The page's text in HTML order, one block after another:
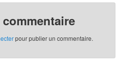
pour publier un commentaire.